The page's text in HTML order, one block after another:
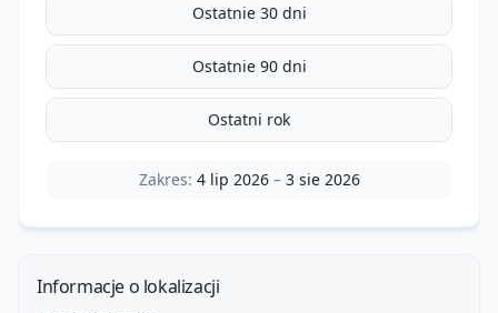
Ostatnie 30 dni
Ostatnie 90 dni
Ostatni rok
Zakres: 4 lip 2026– 3 sie 2026
Informacje o lokalizacji